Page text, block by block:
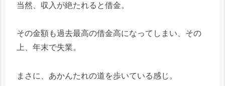
当然、収入が絶たれると借金。
その金額も過去最高の借金高になってしまい、その
上、年末で失業。
まさに、あかんたれの道を歩いている感じ。